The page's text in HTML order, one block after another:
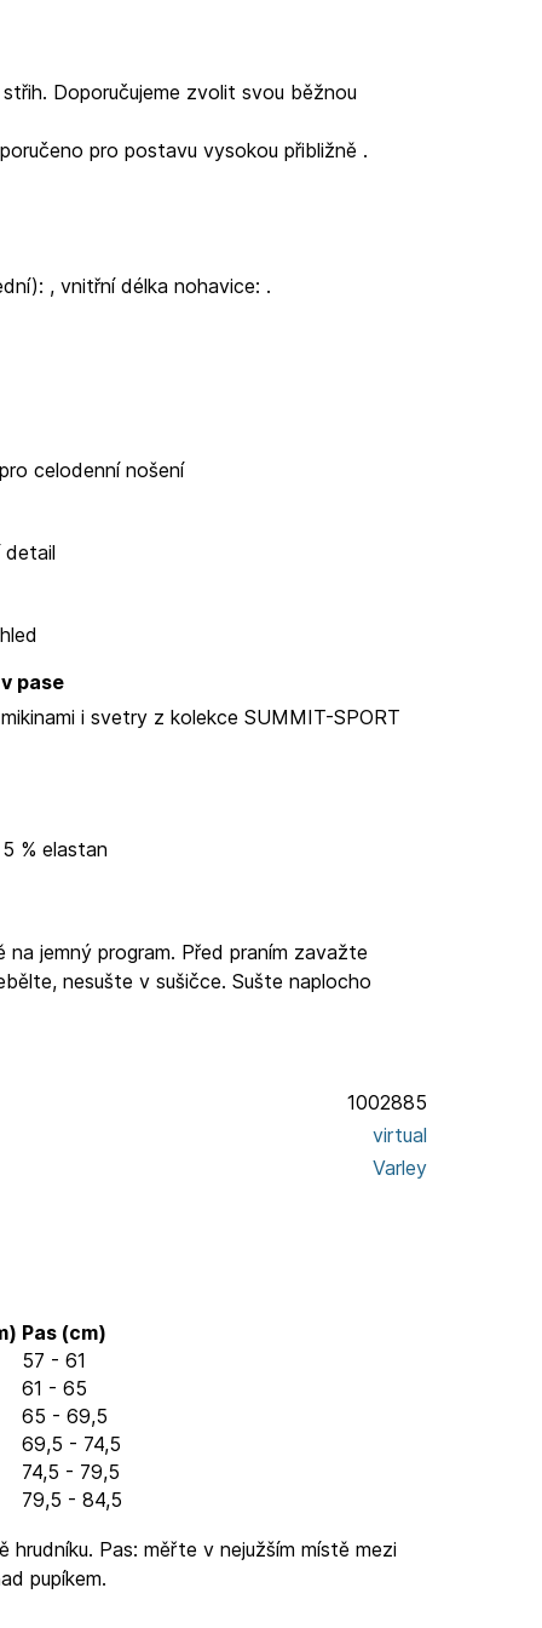
Doporučujeme zvolit svou běžnou
pro postavu vysokou přibližně .
, vnitřní délka nohavice: .
celodenní nošení
detail
pase
i svetry z kolekce SUMMIT-SPORT
% elastan
jemný program. Před praním zavažte
nesušte v sušičce. Sušte naplocho
1002885
virtual
Varley
Pas (cm)
57 - 61
61 - 65
65 - 69,5
69,5 - 74,5
74,5 - 79,5
79,5 - 84,5
hrudníku. Pas: měřte v nejužším místě mezi
pupíkem.